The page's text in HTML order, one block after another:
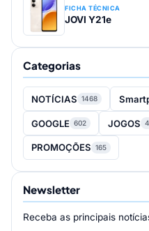
FICHA TÉCNICA
JOVI Y21e
Categorias
NOTÍCIAS 1468
GOOGLE 602 JOGOS
PROMOÇÕES 165
Newsletter
Receba as principais